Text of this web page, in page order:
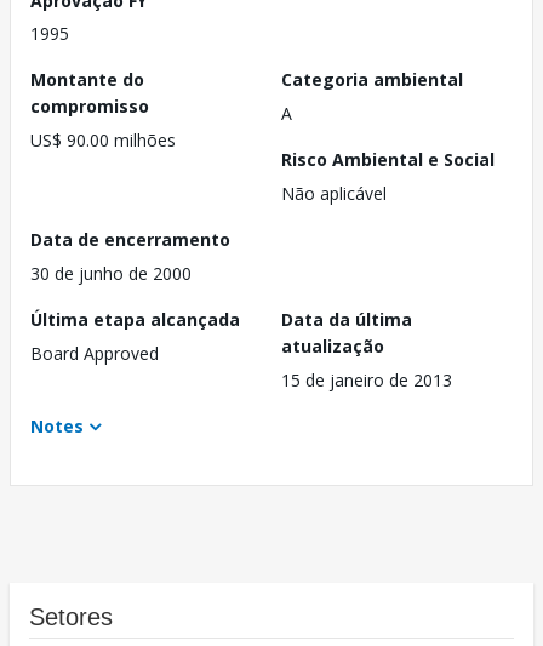
1995
Montante do
compromisso
US$ 90.00 milhões
Categoria ambiental
A
Risco Ambiental e Social
Não aplicável
Data de encerramento
30 de junho de 2000
Última etapa alcançada
Board Approved
Data da última
atualização
15 de janeiro de 2013
Notes
Setores